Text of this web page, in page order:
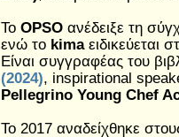
Το OPSO ανέδειξε τη
ενώ το kimaειδικεύεται
Είναι συγγραφέας του
(2024), inspirational
Pellegrino Young Chef
Το 2017 αναδείχθηκε